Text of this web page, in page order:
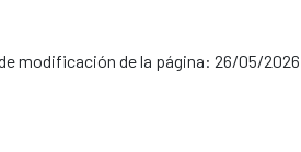
modificación de la página: 26/05/2026